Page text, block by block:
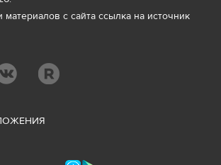
с сайта ссылка на источник